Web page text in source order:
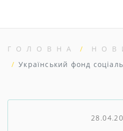
ГОЛОВНА
Український фонд